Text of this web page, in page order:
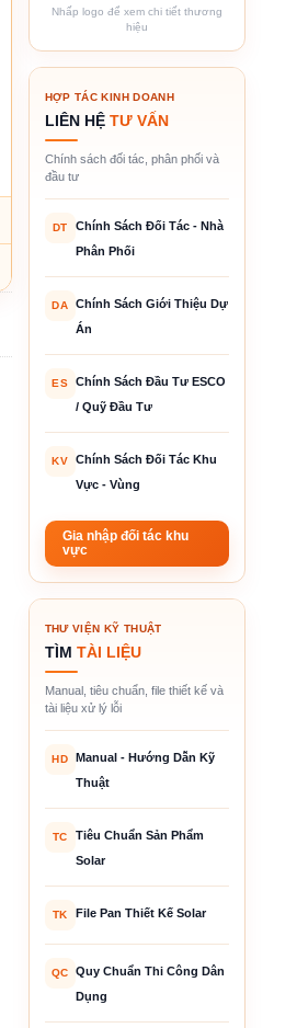
Nhấp logo để xem chi tiết thương
hiệu
HỢP TÁC KINH DOANH
LIÊN HỆ TƯ VẤN
Chính sách đối tác, phân phối và
đầu tư
DT
Chính Sách Đối Tác - Nhà
Phân Phối
DA
Chính Sách Giới Thiệu Dự
Án
ES
Chính Sách Đầu Tư ESCO
/ Quỹ Đầu Tư
KV
Chính Sách Đối Tác Khu
Vực - Vùng
Gia nhập đối tác khu
vực
THƯ VIỆN KỸ THUẬT
TÌM TÀI LIỆU
Manual, tiêu chuẩn, file thiết kế và
tài liệu xử lý lỗi
HD
Manual - Hướng Dẫn Kỹ
Thuật
TC
Tiêu Chuẩn Sản Phẩm
Solar
TK File Pan Thiết Kế Solar
QC
Quy Chuẩn Thi Công Dân
Dụng